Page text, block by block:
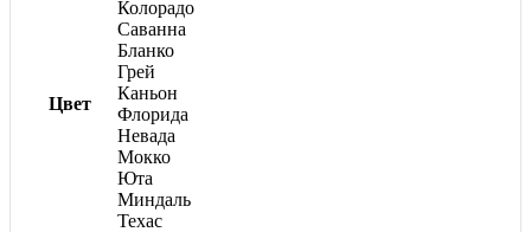
Цвет
Колорадо
Саванна
Бланко
Грей
Каньон
Флорида
Невада
Мокко
Юта
Миндаль
Техас